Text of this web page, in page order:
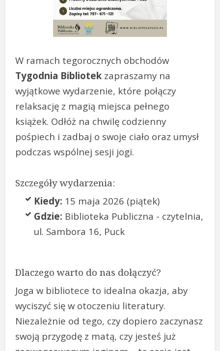
W ramach tegorocznych obchodów
Tygodnia Bibliotek zapraszamy na
wyjątkowe wydarzenie, które połączy
relaksację z magią miejsca pełnego
książek. Odłóż na chwilę codzienny
pośpiech i zadbaj o swoje ciało oraz umysł
podczas wspólnej sesji jogi.
Szczegóły wydarzenia:
Kiedy: 15 maja 2026 (piątek)
Gdzie: Biblioteka Publiczna - czytelnia,
ul. Sambora 16, Puck
Dlaczego warto do nas dołączyć?
Joga w bibliotece to idealna okazja, aby
wyciszyć się w otoczeniu literatury.
Niezależnie od tego, czy dopiero zaczynasz
swoją przygodę z matą, czy jesteś już